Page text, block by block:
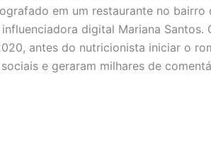
em um restaurante no bairro
digital Mariana Santos.
antes do nutricionista iniciar o
e geraram milhares de